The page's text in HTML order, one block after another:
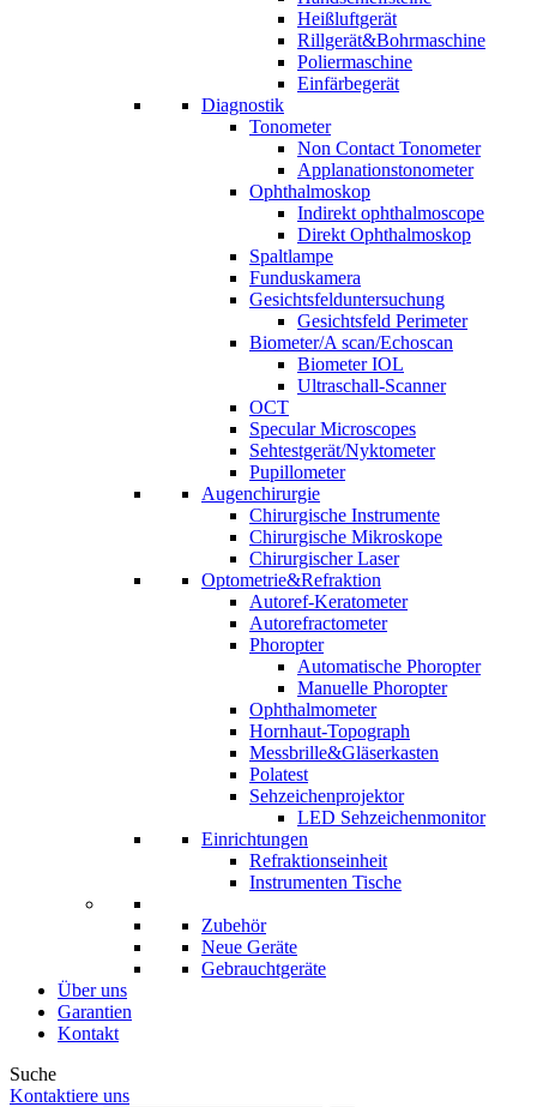
Heißluftgerät
Rillgerät&Bohrmaschine
Poliermaschine
Einfärbegerät
Diagnostik
Tonometer
Non Contact Tonometer
Applanationstonometer
Ophthalmoskop
Indirekt ophthalmoscope
Direkt Ophthalmoskop
Spaltlampe
Funduskamera
Gesichtsfelduntersuchung
Gesichtsfeld Perimeter
Biometer/A scan/Echoscan
Biometer IOL
Ultraschall-Scanner
OCT
Specular Microscopes
Sehtestgerät/Nyktometer
Pupillometer
Augenchirurgie
Chirurgische Instrumente
Chirurgische Mikroskope
Chirurgischer Laser
Optometrie&Refraktion
Autoref-Keratometer
Autorefractometer
Phoropter
Automatische Phoropter
Manuelle Phoropter
Ophthalmometer
Hornhaut-Topograph
Messbrille&Gläserkasten
Polatest
Sehzeichenprojektor
LED Sehzeichenmonitor
Einrichtungen
Refraktionseinheit
Instrumenten Tische
Zubehör
Neue Geräte
Gebrauchtgeräte
Über uns
Garantien
Kontakt
Suche
Kontaktiere uns